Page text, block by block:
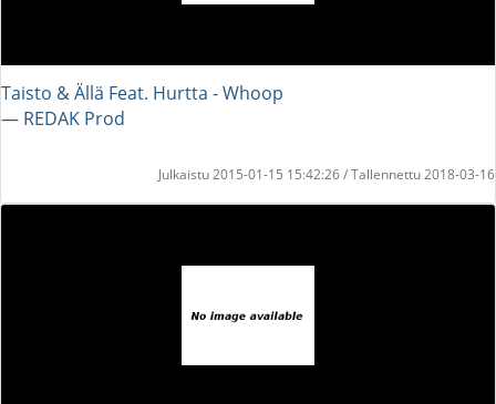
Taisto & Ällä Feat. Hurtta - Whoop
― REDAK Prod
Julkaistu 2015-01-15 15:42:26 / Tallennettu 2018-03-16